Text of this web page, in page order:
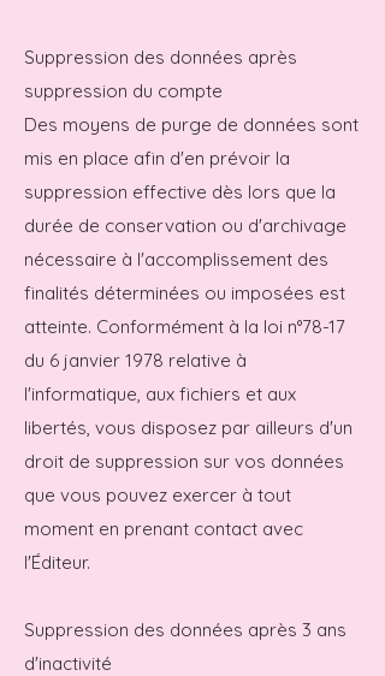
Suppression des données après
suppression du compte
Des moyens de purge de données sont
mis en place afin d'en prévoir la
suppression effective dès lors que la
durée de conservation ou d'archivage
nécessaire à l'accomplissement des
finalités déterminées ou imposées est
atteinte. Conformément à la loi n°78-17
du 6 janvier 1978 relative à
l'informatique, aux fichiers et aux
libertés, vous disposez par ailleurs d'un
droit de suppression sur vos données
que vous pouvez exercer à tout
moment en prenant contact avec
l'Éditeur.
Suppression des données après 3 ans
d'inactivité